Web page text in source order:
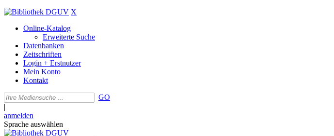
X
Online-Katalog
Erweiterte Suche
Datenbanken
Zeitschriften
Login + Erstnutzer
Mein Konto
Kontakt
GO
|
anmelden
Sprache auswählen